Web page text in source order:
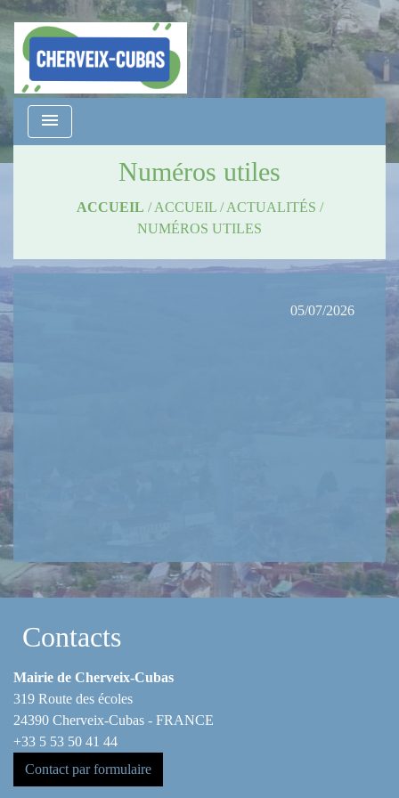
menu
Numéros utiles
ACCUEIL /ACCUEIL/ACTUALITÉS /
NUMÉROS UTILES
05/07/2026
Contacts
Mairie de Cherveix-Cubas
319 Route des écoles
24390 Cherveix-Cubas - FRANCE
+33 5 53 50 41 44
Contact par formulaire